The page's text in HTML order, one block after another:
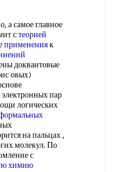
самое главное
стеорией
примененияк
доквантовые
овых)
пар
логических
на пальцах ,
молекул. По
с
химию